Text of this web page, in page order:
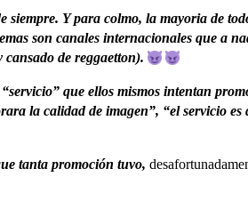
siempre. Y para colmo, la mayoria de
son canales internacionales que a
de reggaetton).
que ellos mismos intentan
la calidad de imagen”, “el servicio
tanta promoción tuvo,